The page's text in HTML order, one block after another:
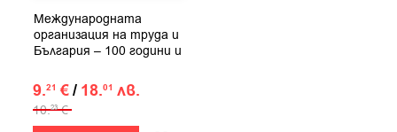
Международната
организация на труда и
България – 100 години и
9.21 €/ 18.01 лв.
10.23 €